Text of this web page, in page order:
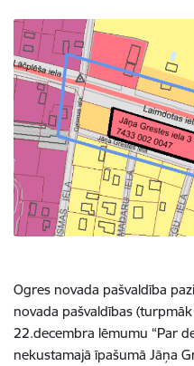
Ogres novada pašvaldība
novada pašvaldības
22.decembra lēmumu “Par
nekustamajā īpašumā Jāņa